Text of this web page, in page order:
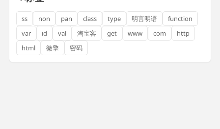
ss non pan class type 明言明语
function
var
id val 淘宝客 get www com
http
html
微擎 密码